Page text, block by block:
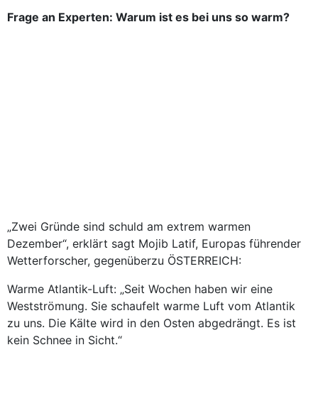
Frage an Experten: Warum ist es bei uns so warm?
„Zwei Gründe sind schuld am extrem warmen
Dezember“, erklärt sagt Mojib Latif, Europas führender
Wetterforscher, gegenüberzu ÖSTERREICH:
Warme Atlantik-Luft: „Seit Wochen haben wir eine
Westströmung. Sie schaufelt warme Luft vom Atlantik
zu uns. Die Kälte wird in den Osten abgedrängt. Es ist
kein Schnee in Sicht.“